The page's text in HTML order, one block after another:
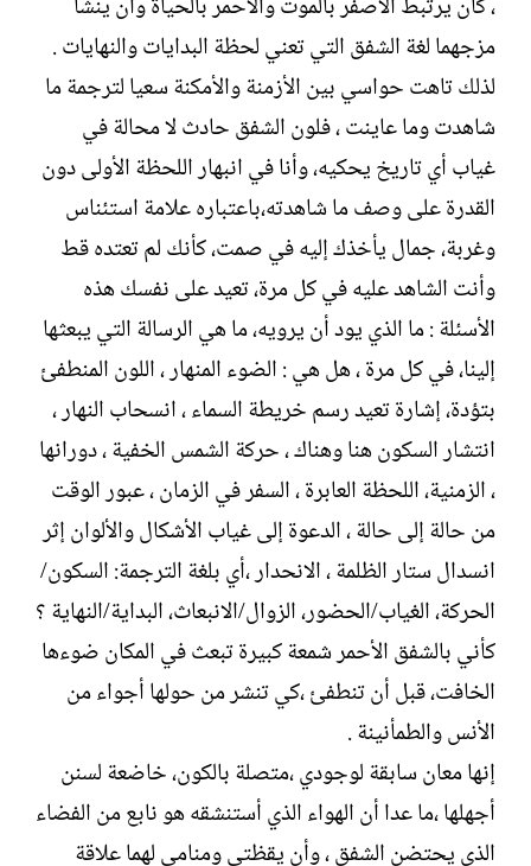
مزجهما لغة الشفق التي تعني لحظة البدايات والنهايات .
لذلك تاهت حواسي بين الأزمنة والأمكنة سعيا لترجمة ما
شاهدت وما عاينت ، فلون الشفق حادث لا محالة في
غياب أي تاريخ يحكيه، وأنا في انبهار اللحظة الأولى دون
القدرة على وصف ما شاهدته،باعتباره علامة استئناس
وغربة، جمال يأخذك إليه في صمت، كأنك لم تعتده قط
وأنت الشاهد عليه في كل مرة، تعيد على نفسك هذه
الأسئلة : ما الذي يود أن يرويه، ما هي الرسالة التي يبعثها
إلينا، في كل مرة ، هل هي : الضوء المنهار ، اللون المنطفئ
بتؤدة، إشارة تعيد رسم خريطة السماء ، انسحاب النهار ،
انتشار السكون هنا وهناك ، حركة الشمس الخفية ، دورانها
، الزمنية، اللحظة العابرة ، السفر في الزمان ، عبور الوقت
من حالة إلى حالة ، الدعوة إلى غياب الأشكال والألوان إثر
انسدال ستار الظلمة ، الانحدار ،أي بلغة الترجمة: السكون/
الحركة، الغياب/الحضور، الزوال/الانبعاث، البداية/النهاية ؟
كأني بالشفق الأحمر شمعة كبيرة تبعث في المكان ضوءها
الخافت، قبل أن تنطفئ ،كي تنشر من حولها أجواء من
الأنس والطمأنينة .
إنها معان سابقة لوجودي ،متصلة بالكون، خاضعة لسنن
أجهلها ،ما عدا أن الهواء الذي أستنشقه هو نابع من الفضاء
الذي يحتضن الشفق ، وأن يقظتي ومنامي لهما علاقة